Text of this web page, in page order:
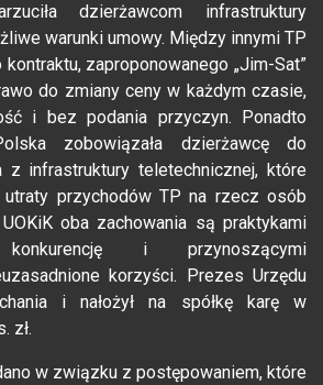
dzierżawcom infrastruktury
warunki umowy. Między innymi TP
zaproponowanego „Jim-Sat”
do zmiany ceny w każdym czasie,
i bez podania przyczyn. Ponadto
zobowiązała dzierżawcę do
z infrastruktury teletechnicznej, które
przychodów TP na rzecz osób
oba zachowania są praktykami
konkurencję i przynoszącymi
korzyści. Prezes Urzędu
i nałożył na spółkę karę w
zł.
w związku z postępowaniem, które